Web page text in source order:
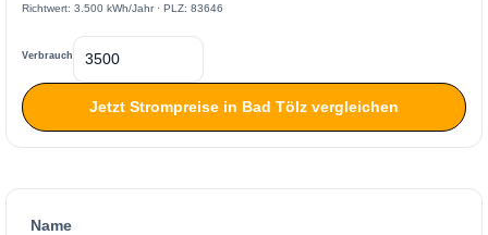
Richtwert: 3.500 kWh/Jahr · PLZ: 83646
Verbrauch
Jetzt Strompreise in Bad Tölz vergleichen
Name